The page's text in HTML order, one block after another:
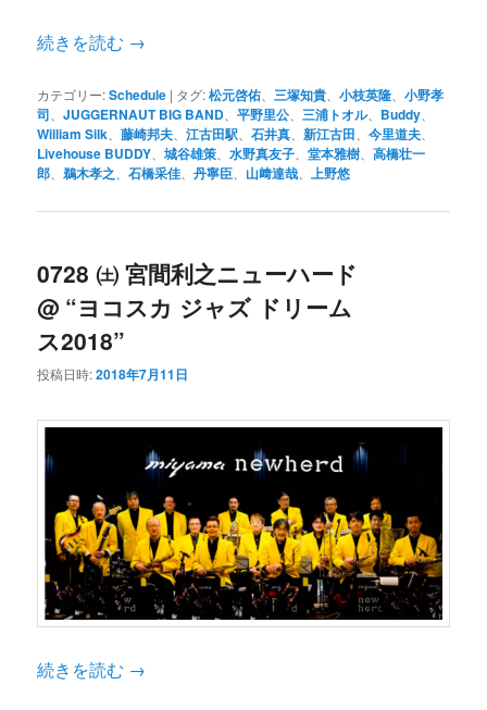
続きを読む →
カテゴリー:Schedule | タグ:松元啓佑 三塚知貴 、小枝英隆 、小野孝
司 、JUGGERNAUT BIG BAND 、平野里公 三浦トオル、 Buddy
William Silk 、藤崎邦夫 、江古田駅 、石井真 、新江古田 、今里道夫
Livehouse BUDDY 、城谷雄策 、水野真友子 、堂本雅樹 、高橋壮一
郎
鵜木孝之 、石橋采佳 、丹寧臣 山﨑達哉 上野悠
0728 ㈯ 宮間利之ニューハード
@ “ヨコスカ ジャズ ドリーム
ス2018”
投稿日時:2018年7月11日
続きを読む →